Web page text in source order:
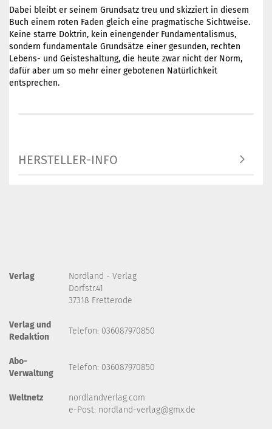
Dabei bleibt er seinem Grundsatz treu und skizziert in diesem
Buch einem roten Faden gleich eine pragmatische Sichtweise.
Keine starre Doktrin, kein einengender Fundamentalismus,
sondern fundamentale Grundsätze einer gesunden, rechten
Lebens- und Geisteshaltung, die heute zwar nicht der Norm,
dafür aber um so mehr einer gebotenen Natürlichkeit
entsprechen.
HERSTELLER-INFO
Verlag
Nordland - Verlag
Dorfstr.41
37318 Fretterode
Verlag und
Redaktion
Telefon: 036087970850
Abo-
Verwaltung
Telefon: 036087970850
Weltnetz
nordlandverlag.com
e-Post: nordland-verlag@gmx.de